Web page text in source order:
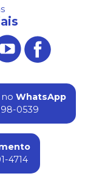
WhatsApp
0539
4714